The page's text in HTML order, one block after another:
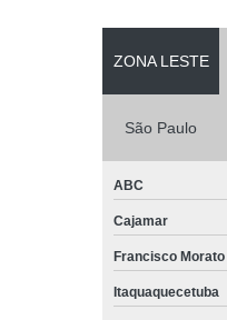
ZONA LESTE
São Paulo
ABC
Cajamar
Francisco Morato
Itaquaquecetuba